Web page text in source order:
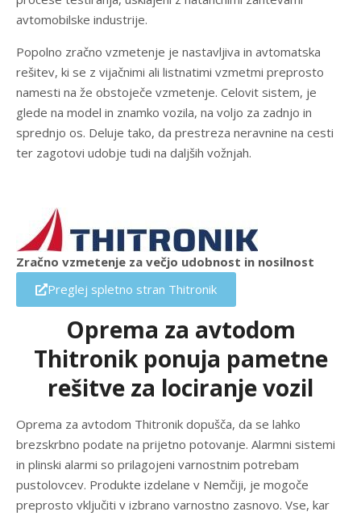
avtomobilske industrije.
Popolno zračno vzmetenje je nastavljiva in avtomatska
rešitev, ki se z vijačnimi ali listnatimi vzmetmi preprosto
namesti na že obstoječe vzmetenje. Celovit sistem, je
glede na model in znamko vozila, na voljo za zadnjo in
sprednjo os. Deluje tako, da prestreza neravnine na cesti
ter zagotovi udobje tudi na daljših vožnjah.
Zračno vzmetenje za večjo udobnost in nosilnost
Preglej spletno stran Thitronik
Oprema za avtodom
Thitronik ponuja pametne
rešitve za lociranje vozil
Oprema za avtodom Thitronik dopušča, da se lahko
brezskrbno podate na prijetno potovanje. Alarmni sistemi
in plinski alarmi so prilagojeni varnostnim potrebam
pustolovcev. Produkte izdelane v Nemčiji, je mogoče
preprosto vključiti v izbrano varnostno zasnovo. Vse, kar